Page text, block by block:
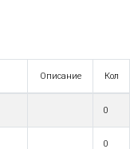
Описание Кол
0
0